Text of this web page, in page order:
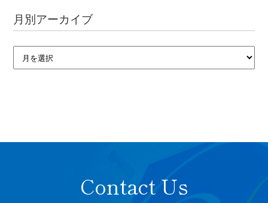
月別アーカイブ